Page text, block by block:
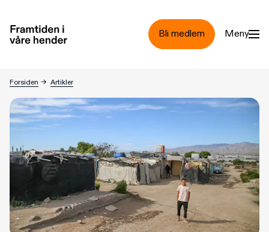
Bli medlem Meny
Forsiden → Artikler
Bryter menneskerettigheter i Spania